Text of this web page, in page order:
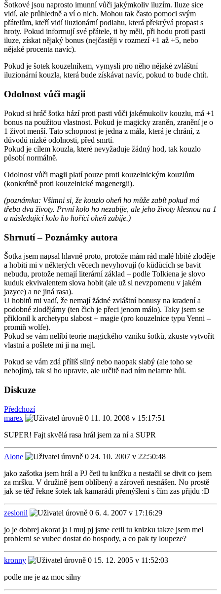
Šotkové jsou naprosto imunní vůči jakýmkoliv iluzím. Iluze sice
vidí, ale průhledně a ví o nich. Mohou tak často pomoci svým
přátelům, kteří vidí iluzionární podlahu, která překrývá propast s
hroty. Pokud informují své přátele, ti by měli, při hodu proti pasti
iluze, získat nějaký bonus (nejčastěji v rozmezí +1 až +5, nebo
nějaké procenta navíc).
Pokud je šotek kouzelníkem, vymysli pro něho nějaké zvláštní
iluzionární kouzla, která bude získávat navíc, pokud to bude chtít.
Odolnost vůči magii
Pokud si hráč šotka hází proti pasti vůči jakémukoliv kouzlu, má +1
bonus na použitou vlastnost. Pokud je magicky zraněn, zranění je o
1 život menší. Tato schopnost je jedna z mála, která je chrání, z
důvodů nízké odolnosti, před smrtí.
Pokud je cílem kouzla, které nevyžaduje žádný hod, tak kouzlo
působí normálně.
Odolnost vůči magii platí pouze proti kouzelnickým kouzlům
(konkrétně proti kouzelnické magenergii).
(poznámka: Všimni si, že kouzlo oheň ho může zabít pokud má
třeba dva životy. První kolo ho nezabije, ale jeho životy klesnou na 1
a následující kolo ho hořící oheň zabije.)
Shrnutí – Poznámky autora
Šotka jsem napsal hlavně proto, protože mám rád malé hbité zloděje
a hobiti mi v některých věcech nevyhovují (o kůdůcích se bavit
nebudu, protože nemají literární základ – podle Tolkiena je slovo
kuduk ekvivalentem slova hobit (ale už si nevzpomenu v jakém
jazyce) a ne jiná rasa).
U hobitů mi vadí, že nemají žádné zvláštní bonusy na kradení a
podobné zlodějárny (ten čich je přeci jenom málo). Taky jsem se
přiklonil k archetypu slabost + magie (pro kouzelnice typu Yenni –
promiň wolfe).
Pokud se vám nelíbí teorie magického vzniku šotků, zkuste vytvořit
vlastní a pošlete mi ji na mejl.
Pokud se vám zdá příliš silný nebo naopak slabý (ale toho se
nebojím), tak si ho upravte, ale určitě nad ním nelamte hůl.
Diskuze
Předchozí
marex
11. 10. 2008 v 15:17:51
SUPER! Fajt skvělá rasa hrál jsem za ní a SUPR
Alone
24. 10. 2007 v 22:50:48
jako zašotka jsem hrál a PJ četl tu knížku a nestačil se divit co jsem
za mršku. V družině jsem oblíbený a zároveň nesnášen. No prostě
jak se těď řekne šotek tak kamarádi přemýšlení s čím zas přijdu :D
zeslonil
6. 4. 2007 v 17:16:29
jo je dobrej akorat ja i muj pj jsme cetli tu knizku takze jsem mel
problemi se vubec dostat do hospody, a co pak ty loupeze?
kronny
15. 12. 2005 v 11:52:03
podle me je az moc silny